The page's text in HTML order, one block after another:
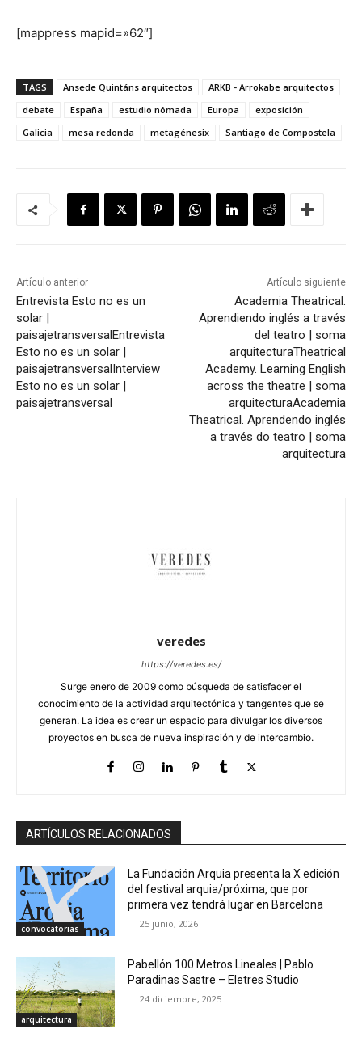
[mappress mapid=»62″]
TAGS Ansede Quintáns arquitectos
ARKB - Arrokabe arquitectos
debate
España estudio nômada Europa
exposición
Galicia
mesa redonda metagénesix Santiago de Compostela
Artículo anterior
Entrevista Esto no es un
solar |
paisajetransversalEntrevista
Esto no es un solar |
paisajetransversalInterview
Esto no es un solar |
paisajetransversal
Artículo siguiente
Academia Theatrical.
Aprendiendo inglés a través
del teatro | soma
arquitecturaTheatrical
Academy. Learning English
across the theatre | soma
arquitecturaAcademia
Theatrical. Aprendendo inglés
a través do teatro | soma
arquitectura
veredes
https://veredes.es/
Surge enero de 2009 como búsqueda de satisfacer el
conocimiento de la actividad arquitectónica y tangentes que se
generan. La idea es crear un espacio para divulgar los diversos
proyectos en busca de nueva inspiración y de intercambio.
ARTÍCULOS RELACIONADOS
convocatorias
La Fundación Arquia presenta la X edición
del festival arquia/próxima, que por
primera vez tendrá lugar en Barcelona
25 junio, 2026
arquitectura
Pabellón 100 Metros Lineales | Pablo
Paradinas Sastre – Eletres Studio
24 diciembre, 2025